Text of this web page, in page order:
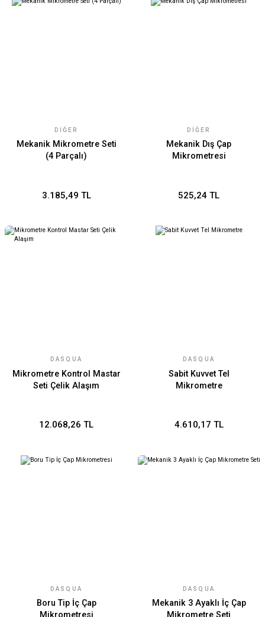
DIĞER
Mekanik Mikrometre Seti
(4 Parçalı)
3.185,49 TL
DIĞER
Mekanik Dış Çap
Mikrometresi
525,24 TL
DASQUA
Mikrometre Kontrol Mastar
Seti Çelik Alaşım
12.068,26 TL
DASQUA
Sabit Kuvvet Tel
Mikrometre
4.610,17 TL
DASQUA
Boru Tip İç Çap
Mikrometresi
DASQUA
Mekanik 3 Ayaklı İç Çap
Mikrometre Seti